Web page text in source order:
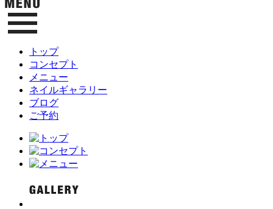
トップ
コンセプト
メニュー
ネイルギャラリー
ブログ
ご予約